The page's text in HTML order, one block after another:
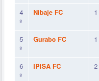
4
º
Nibaje FC 1
5
º
Gurabo FC 1
6
º
IPISA FC 2